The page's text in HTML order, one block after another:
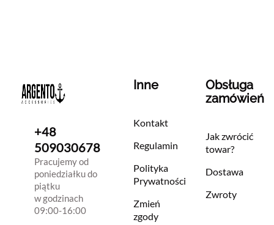
+48
509030678
Pracujemy od
poniedziałku do
piątku
w godzinach
09:00-16:00
Inne
Kontakt
Regulamin
Polityka
Prywatności
Zmień
zgody
Obsługa
zamówień
Jak zwrócić
towar?
Dostawa
Zwroty